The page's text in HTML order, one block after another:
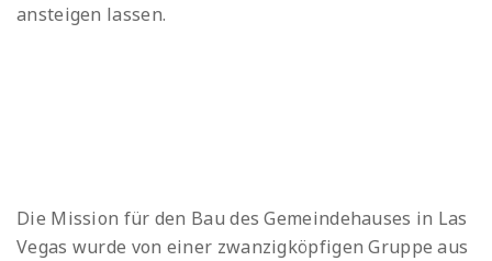
ansteigen lassen.
Die Mission für den Bau des Gemeindehauses in Las
Vegas wurde von einer zwanzigköpfigen Gruppe aus